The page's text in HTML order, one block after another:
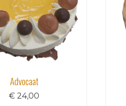
Advocaat
€ 24,00